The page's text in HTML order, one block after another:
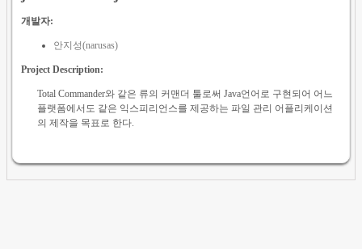
개발자:
안지성(narusas)
Project Description:
Total Commander와 같은 류의 커맨더 툴로써 Java언어로 구현되어 어느
플랫폼에서도 같은 익스피리언스를 제공하는 파일 관리 어플리케이션
의 제작을 목표로 한다.